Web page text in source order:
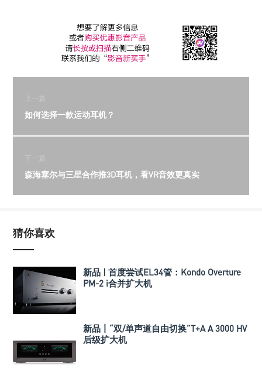
上一篇
如何选择一款运动耳机？
下一篇
森海塞尔与三星合作推3D耳机，看VR音效更真实
猜你喜欢
新品 | 首度尝试EL34管：Kondo Overture
PM-2 i合并扩大机
新品丨“双/单声道自由切换”T+A A 3000 HV
后级扩大机